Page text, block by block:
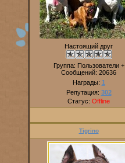
Настоящий друг
Группа: Пользователи +
Сообщений: 20636
Награды: 1
Репутация: 302
Статус: Offline
Tigrino